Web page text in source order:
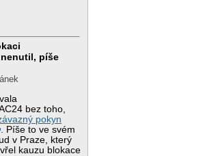
nenutil, píše
bez toho,
pokyn
. Píše to ve svém
v Praze, který
kauzu blokace